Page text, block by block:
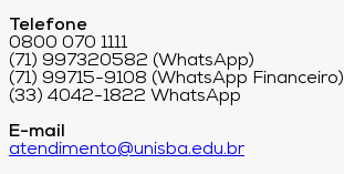
Telefone
0800 070 1111
(71) 997320582 (WhatsApp)
(71) 99715-9108 (WhatsApp Financeiro)
(33) 4042-1822 WhatsApp
E-mail
atendimento@unisba.edu.br